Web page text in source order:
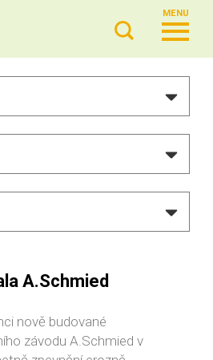
MENU
A.Schmied
nově budované
závodu A.Schmied v